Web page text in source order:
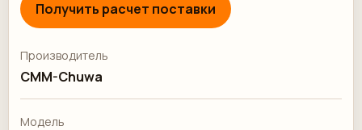
Получить расчет поставки
Производитель
CMM-Chuwa
Модель